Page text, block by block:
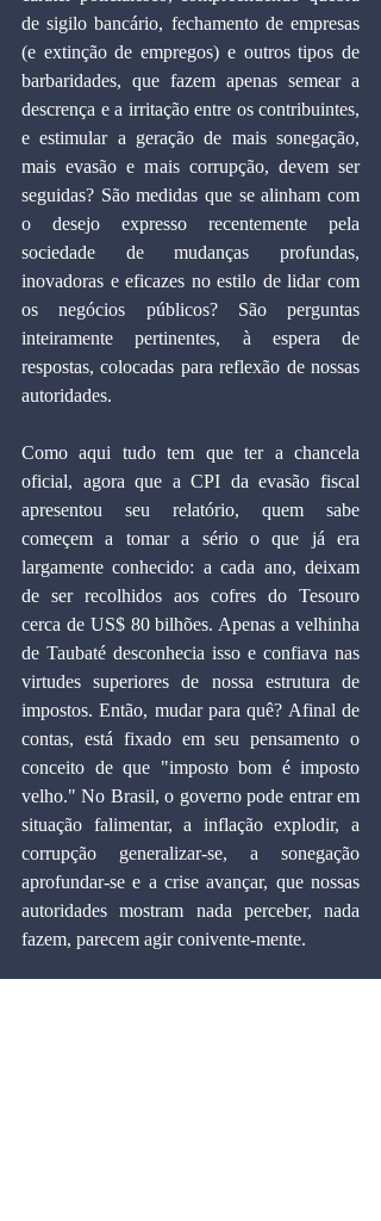
de sigilo bancário, fechamento de empresas
(e extinção de empregos) e outros tipos de
barbaridades, que fazem apenas semear a
descrença e a irritação entre os contribuintes,
e estimular a geração de mais sonegação,
mais evasão e mais corrupção, devem ser
seguidas? São medidas que se alinham com
o desejo expresso recentemente pela
sociedade de mudanças profundas,
inovadoras e eficazes no estilo de lidar com
os negócios públicos? São perguntas
inteiramente pertinentes, à espera de
respostas, colocadas para reflexão de nossas
autoridades.
Como aqui tudo tem que ter a chancela
oficial, agora que a CPI da evasão fiscal
apresentou seu relatório, quem sabe
começem a tomar a sério o que já era
largamente conhecido: a cada ano, deixam
de ser recolhidos aos cofres do Tesouro
cerca de US$ 80 bilhões. Apenas a velhinha
de Taubaté desconhecia isso e confiava nas
virtudes superiores de nossa estrutura de
impostos. Então, mudar para quê? Afinal de
contas, está fixado em seu pensamento o
conceito de que "imposto bom é imposto
velho." No Brasil, o governo pode entrar em
situação falimentar, a inflação explodir, a
corrupção generalizar-se, a sonegação
aprofundar-se e a crise avançar, que nossas
autoridades mostram nada perceber, nada
fazem, parecem agir conivente-mente.